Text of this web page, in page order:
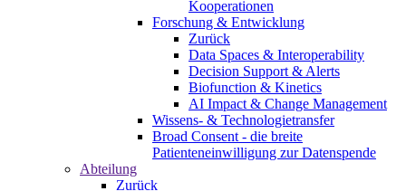
Kooperationen
Forschung & Entwicklung
Zurück
Data Spaces & Interoperability
Decision Support & Alerts
Biofunction & Kinetics
AI Impact & Change Management
Wissens- & Technologietransfer
Broad Consent - die breite
Patienteneinwilligung zur Datenspende
Abteilung
Zurück